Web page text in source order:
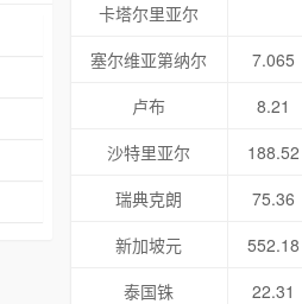
卡塔尔里亚尔
塞尔维亚第纳尔
7.065
卢布
8.21
沙特里亚尔
188.52
瑞典克朗
75.36
新加坡元
552.18
泰国铢
22.31